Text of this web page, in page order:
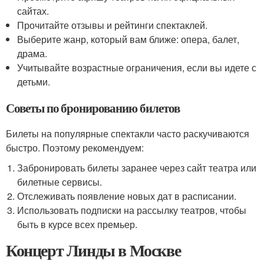
сайтах.
Прочитайте отзывы и рейтинги спектаклей.
Выберите жанр, который вам ближе: опера, балет,
драма.
Учитывайте возрастные ограничения, если вы идете с
детьми.
Советы по бронированию билетов
Билеты на популярные спектакли часто раскучиваются
быстро. Поэтому рекомендуем:
Забронировать билеты заранее через сайт театра или
билетные сервисы.
Отслеживать появление новых дат в расписании.
Использовать подписки на рассылку театров, чтобы
быть в курсе всех премьер.
Концерт Линды в Москве